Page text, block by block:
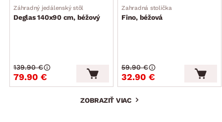
Záhradný jedálenský stôl
Deglas 140x90 cm, béžový
79.90 €
139.90 €
Zahradná stolička
Fino, béžová
32.90 €
59.90 €
ZOBRAZIŤ VIAC